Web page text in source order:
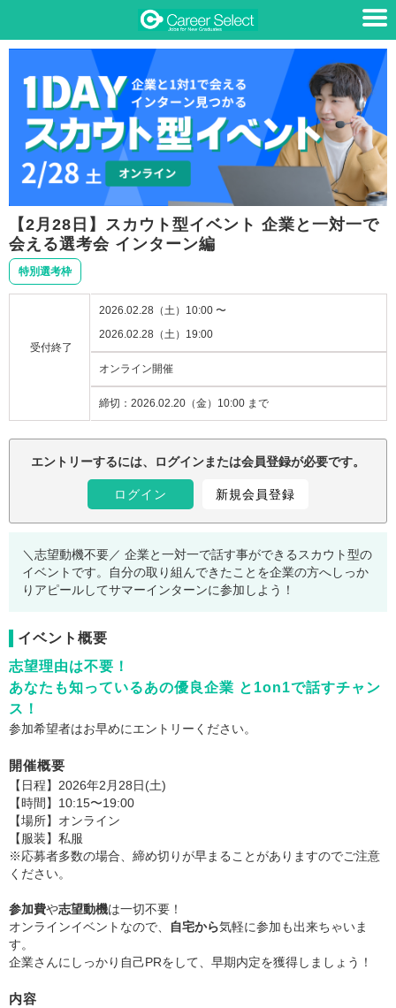
【2月28日】スカウト型イベント 企業と一対一で
会える選考会 インターン編
特別選考枠
受付終了
2026.02.28（土）10:00 〜
2026.02.28（土）19:00
オンライン開催
締切： 2026.02.20（金）10:00 まで
注意事項：
エントリーするには、ログインまたは会員登録が必要です。
ログイン 新規会員登録
＼志望動機不要／ 企業と一対一で話す事ができるスカウト型の
イベントです。自分の取り組んできたことを企業の方へしっか
りアピールしてサマーインターンに参加しよう！
イベント概要
志望理由は不要！
あなたも知っているあの優良企業 と1on1で話すチャン
ス！
参加希望者はお早めにエントリーください。
開催概要
【日程】2026年2月28日(土)
【時間】10:15〜19:00
【場所】オンライン
【服装】私服
※応募者多数の場合、締め切りが早まることがありますのでご注意
ください。
参加費や志望動機は一切不要！
オンラインイベントなので、
自宅から気軽に参加も出来ちゃいま
す。
企業さんにしっかり自己PRをして、早期内定を獲得しましょう！
内容